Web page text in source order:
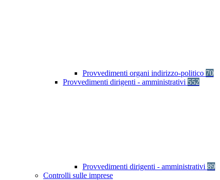
Provvedimenti organi indirizzo-politico 70
Provvedimenti dirigenti - amministrativi 552
Provvedimenti dirigenti - amministrativi 89
Controlli sulle imprese